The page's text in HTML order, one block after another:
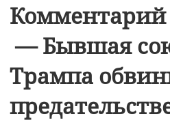
Комментарий
— Бывшая
Трампа